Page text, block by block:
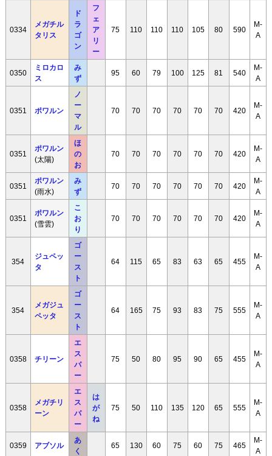
0334
メガチル
タリス
ド
ラ
ゴ
ン
フ
ェ
ア
リ
ー
75 110 110 110 105 80 590
M-
A
0350
ミロカロ
ス
み
ず
95 60 79 100 125 81 540
M-
A
0351 ポワルン
ノ
ー
マ
ル
70 70 70 70 70 70 420
M-
A
0351
ポワルン
(太陽)
ほ
の
お
70 70 70 70 70 70 420
M-
A
0351
ポワルン
(雨水)
み
ず
70 70 70 70 70 70 420
M-
A
0351
ポワルン
(雪雲)
こ
お
り
70 70 70 70 70 70 420
M-
A
354
ジュペッ
タ
ゴ
ー
ス
ト
64 115 65 83 63 65 455
M-
A
354
メガジュ
ペッタ
ゴ
ー
ス
ト
64 165 75 93 83 75 555
M-
A
0358 チリーン
エ
ス
パ
ー
75 50 80 95 90 65 455
M-
A
0358
メガチリ
ーン
エ
ス
パ
ー
は
が
ね
75 50 110 135 120 65 555
M-
A
0359 アブソル
あ
く
65 130 60 75 60 75 465
M-
A